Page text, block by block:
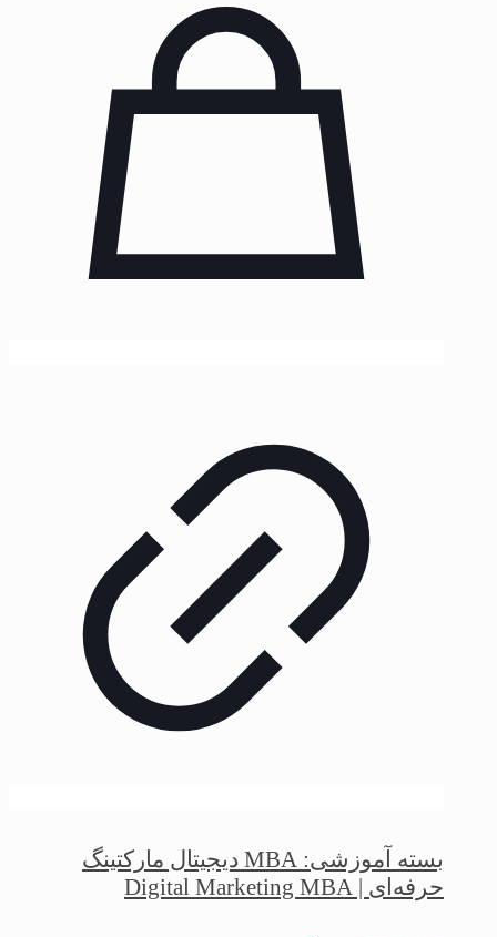
بسته آموزشی: MBA دیجیتال مارکتینگ
حرفه‌ای | Digital Marketing MBA